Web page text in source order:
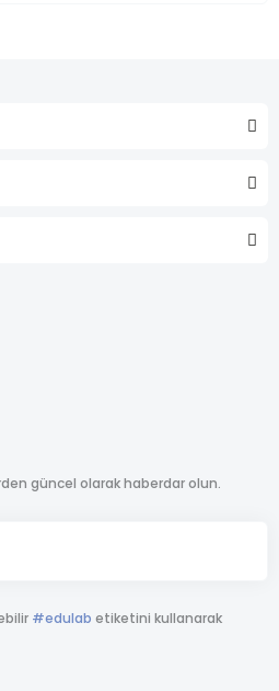
güncel olarak haberdar olun.
#edulab etiketini kullanarak